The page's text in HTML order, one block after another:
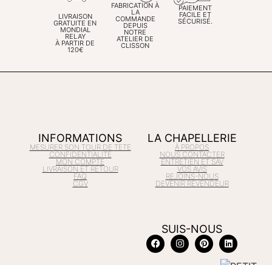
LIVRAISON
GRATUITE EN
MONDIAL
RELAY
À PARTIR DE
120€
FABRICATION À
LA
COMMANDE
DEPUIS
NOTRE
ATELIER DE
CLISSON
PAIEMENT
FACILE ET
SÉCURISÉ.
INFORMATIONS
MESURER SON TOUR DE TETE
CONFIDENTIALITÉ
MON COMPTE
LIVRAISON ET RETOUR
FAQ
CGV
LA CHAPELLERIE
À PROPOS
NOUS CONTACTER
ENTRETIEN ET SAV
VOS AVIS
REJOINS-NOUS
DEVENIR REVENDEUR
SUIS-NOUS